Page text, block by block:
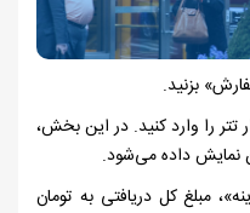
تتر را وارد کنید. در این بخش،
نمایش داده می‌شود.
مبلغ کل دریافتی به تومان